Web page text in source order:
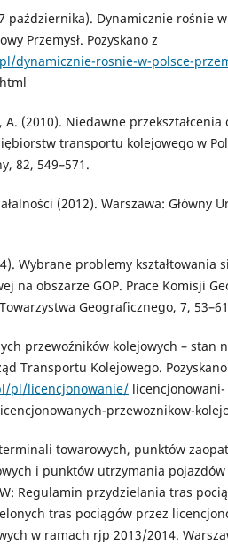
października). Dynamicznie rośnie
Przemysł. Pozyskano z
dynamicznie-rosnie-w-polsce-
A. (2010). Niedawne
transportu kolejowego w
82, 549–571.
(2012). Warszawa: Główny
Wybrane problemy kształtowania
na obszarze GOP. Prace Komisji
Geograficznego, 7,
przewoźników kolejowych – stan
Transportu Kolejowego.
pl/licencjonowanie/ licencjonowani-
przewoznikow-
towarowych, punktów
i punktów utrzymania pojazdów
Regulamin przydzielania tras
tras pociągów przez
w ramach rjp 2013/2014.